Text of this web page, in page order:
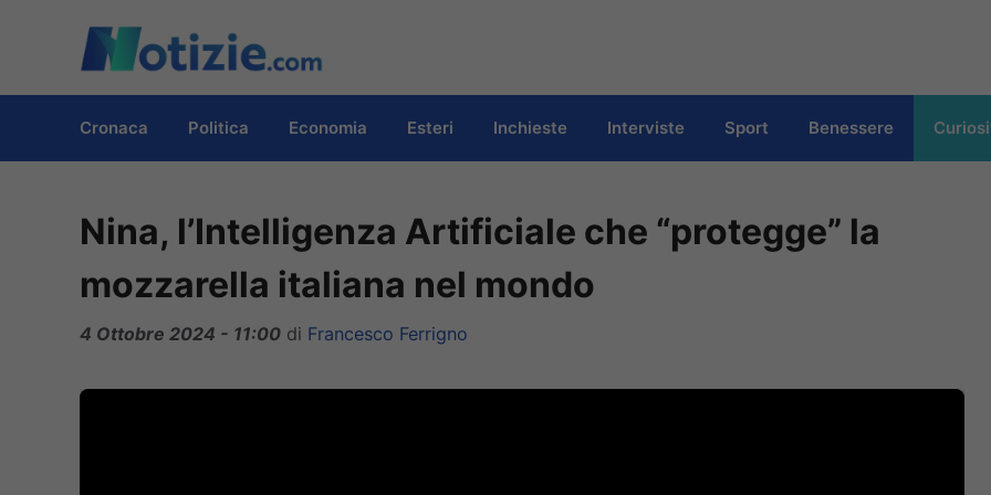
contenuto
Cronaca Politica Economia Esteri Inchieste Interviste Sport Benessere
Nina, l’Intelligenza Artificiale che “protegge” la
mozzarella italiana nel mondo
4 Ottobre 2024 - 11:00 di Francesco Ferrigno